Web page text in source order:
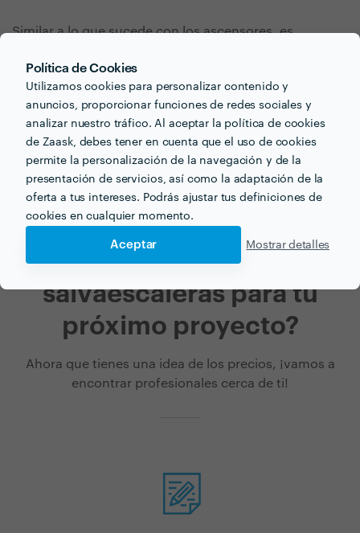
Política de Cookies
Utilizamos cookies para personalizar contenido y
anuncios, proporcionar funciones de redes sociales y
analizar nuestro tráfico. Al aceptar la política de cookies
de Zaask, debes tener en cuenta que el uso de cookies
permite la personalización de la navegación y de la
presentación de servicios, así como la adaptación de la
oferta a tus intereses. Podrás ajustar tus definiciones de
cookies en cualquier momento.
Aceptar Mostrar detalles
Similar a lo que sucede con los ascensores, es
estado los rieles de la plataforma. No obstante, a
diferencia de aquellos, este servicio no es obligatorio.
Aun así, es recomendable hacer una revisión anual
que asegure el buen estado de las instalaciones.
¿Buscas plataforma
salvaescaleras para tu
próximo proyecto?
Ahora que tienes una idea de los precios, ¡vamos a
encontrar profesionales cerca de ti!